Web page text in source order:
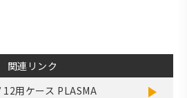
関連リンク
用ケース PLASMA